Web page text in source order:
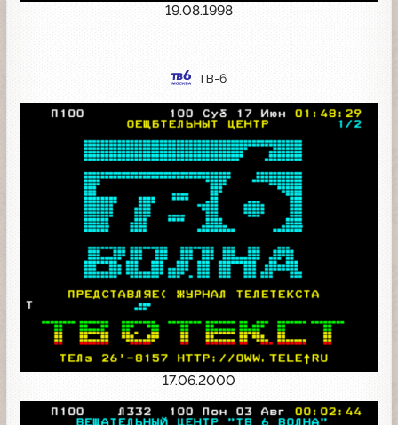
19.08.1998
ТВ-6
17.06.2000